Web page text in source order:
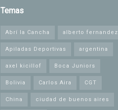
Temas
Abrí la Cancha alberto fernandez
Apiladas Deportivas argentina
axel kicillof Boca Juniors
Bolivia Carlos Aira CGT
China ciudad de buenos aires